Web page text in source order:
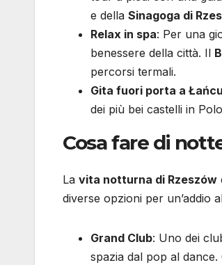
e della Sinagoga di
Relax in spa: Per una
benessere della città. Il
percorsi termali.
Gita fuori porta a
dei più bei castelli in
Cosa fare di
La vita notturna di Rzeszów
diverse opzioni per un’addio
Grand Club: Uno dei
spazia dal pop al